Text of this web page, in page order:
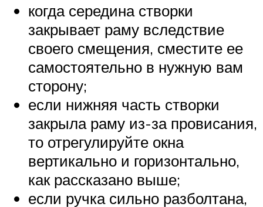
когда середина створки
закрывает раму вследствие
своего смещения, сместите ее
самостоятельно в нужную вам
сторону;
если нижняя часть створки
закрыла раму из-за провисания,
то отрегулируйте окна
вертикально и горизонтально,
как рассказано выше;
если ручка сильно разболтана,